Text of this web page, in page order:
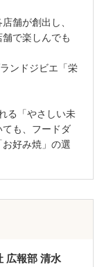
舗が創出し、
で楽しんでも
ンドジビエ「栄
る「やさしい未
も、フードダ
好み焼」の選
広報部 清水